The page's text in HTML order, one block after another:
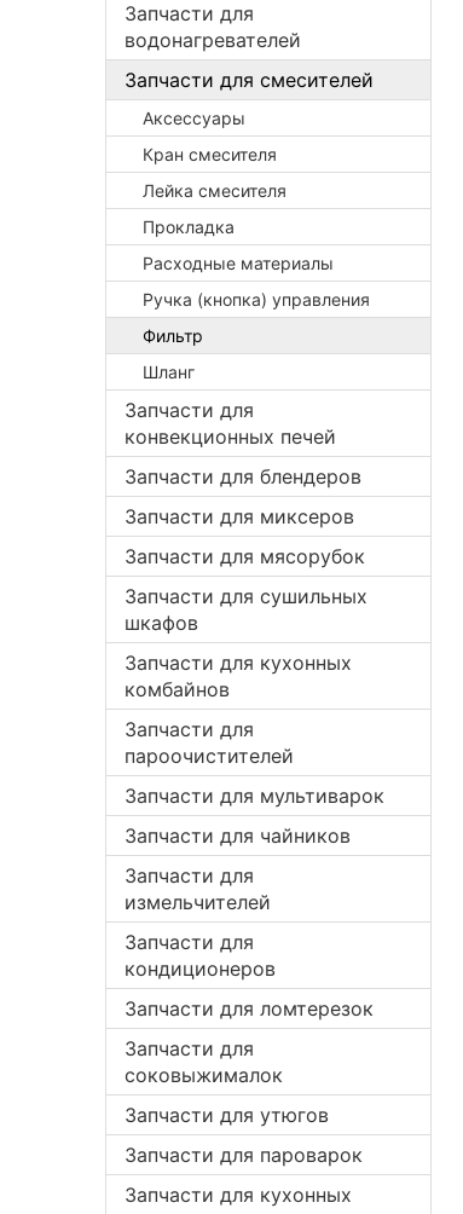
Запчасти для
водонагревателей
Запчасти для смесителей
Аксессуары
Кран смесителя
Лейка смесителя
Прокладка
Расходные материалы
Ручка (кнопка) управления
Фильтр
Шланг
Запчасти для
конвекционных печей
Запчасти для блендеров
Запчасти для миксеров
Запчасти для мясорубок
Запчасти для сушильных
шкафов
Запчасти для кухонных
комбайнов
Запчасти для
пароочистителей
Запчасти для мультиварок
Запчасти для чайников
Запчасти для
измельчителей
Запчасти для
кондиционеров
Запчасти для ломтерезок
Запчасти для
соковыжималок
Запчасти для утюгов
Запчасти для пароварок
Запчасти для кухонных